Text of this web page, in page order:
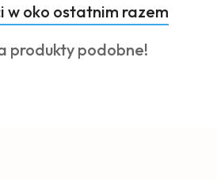
w oko ostatnim razem
produkty podobne!